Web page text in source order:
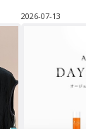
2026-07-13